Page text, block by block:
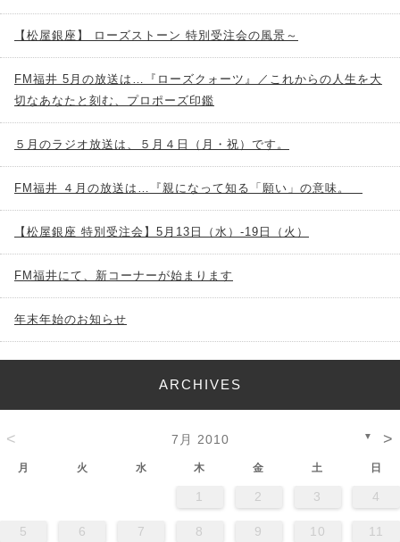
【松屋銀座】 ローズストーン 特別受注会の風景～
FM福井 5月の放送は…『ローズクォーツ』／これからの人生を大
切なあなたと刻む、プロポーズ印鑑
５月のラジオ放送は、５月４日（月・祝）です。
FM福井 ４月の放送は…『親になって知る「願い」の意味。
【松屋銀座 特別受注会】5月13日（水）-19日（火）
FM福井にて、新コーナーが始まります
年末年始のお知らせ
ARCHIVES
< 7月 2010 ▼ >
月 火 水 木 金 土 日
1 2 3 4
5 6 7 8 9 10 11